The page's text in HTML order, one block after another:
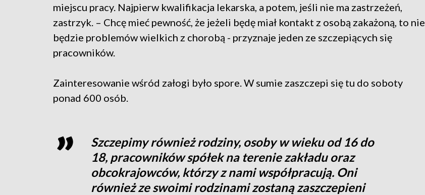
miejscu pracy. Najpierw kwalifikacja lekarska, a potem, jeśli nie ma zastrzeżeń,
zastrzyk. – Chcę mieć pewność, że jeżeli będę miał kontakt z osobą zakażoną, to nie
będzie problemów wielkich z chorobą - przyznaje jeden ze szczepiących się
pracowników.
Zainteresowanie wśród załogi było spore. W sumie zaszczepi się tu do soboty
ponad 600 osób.
Szczepimy również rodziny, osoby w wieku od 16 do
18, pracowników spółek na terenie zakładu oraz
obcokrajowców, którzy z nami współpracują. Oni
również ze swoimi rodzinami zostaną zaszczepieni